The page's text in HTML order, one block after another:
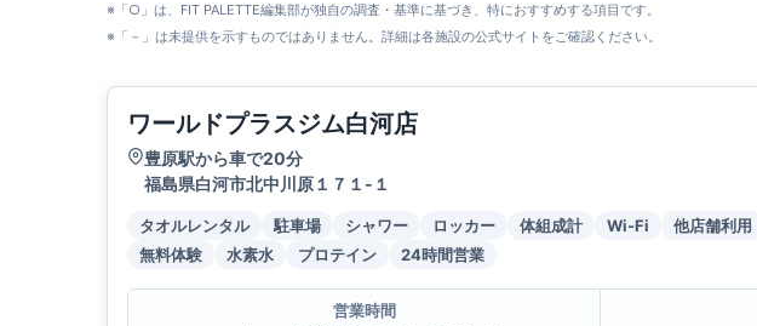
※「○」は、FIT PALETTE編集部が独自の調査・基準に基づき、特におすすめする項目です。
※「－」は未提供を示すものではありません。詳細は各施設の公式サイトをご確認ください。
ワールドプラスジム白河店
豊原駅から車で20分
福島県白河市北中川原１７１-１
タオルレンタル 駐車場 シャワー ロッカー 体組成計 Wi-Fi
他店舗利用
無料体験
水素水 プロテイン 24時間営業
営業時間